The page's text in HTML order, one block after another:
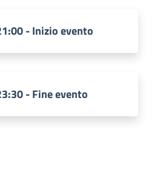
- Inizio evento
- Fine evento